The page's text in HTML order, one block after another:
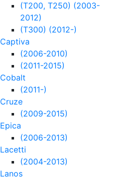
(T200, T250) (2003-
2012)
(Т300) (2012-)
Captiva
(2006-2010)
(2011-2015)
Cobalt
(2011-)
Cruze
(2009-2015)
Epica
(2006-2013)
Lacetti
(2004-2013)
Lanos